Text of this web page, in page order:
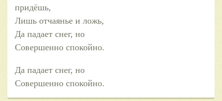
придёшь,
Лишь отчаянье и ложь,
Да падает снег, но
Совершенно спокойно.
Да падает снег, но
Совершенно спокойно.